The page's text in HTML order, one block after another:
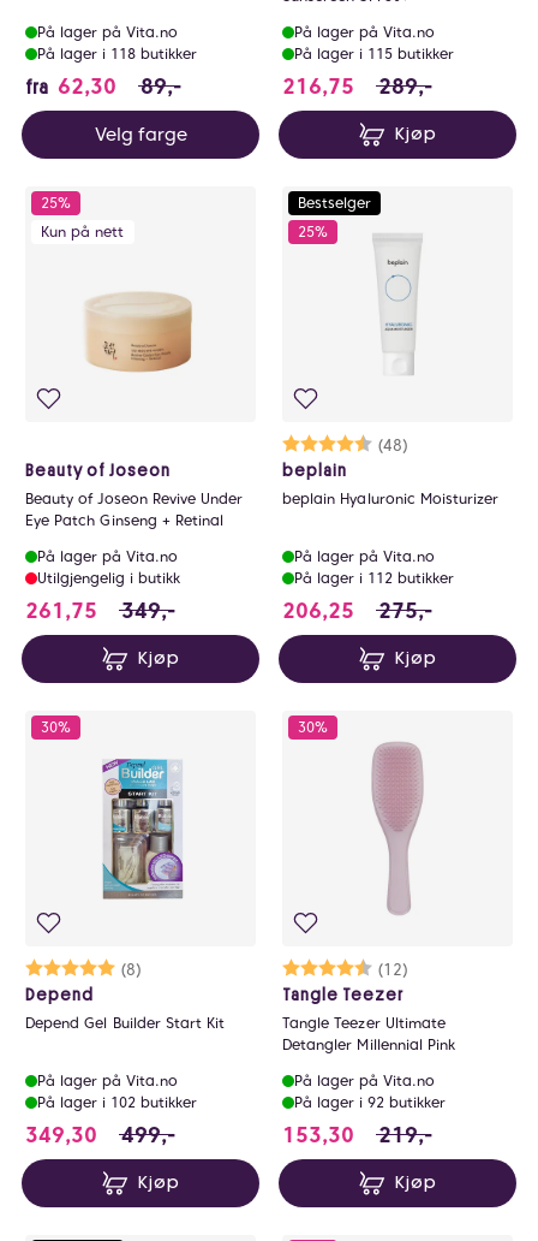
På lager på Vita.no
På lager i 118 butikker
fra 62,30 62.3 i stedet for 89 NOK, du sparer
89,-
Velg farge
På lager på Vita.no
På lager i 115 butikker
216,75 216.75 i stedet
289,-
Kjøp
25%
Kun på nett
Beauty of Joseon
Beauty of Joseon Revive Under
Eye Patch Ginseng + Retinal
På lager på Vita.no
Utilgjengelig i butikk
261,75 261.75 i stedet for 349 NOK, du sparer 87.25
349,-
Kjøp
Bestselger
25%
Karakter:
(48)
4.8 av 5 mulige
beplain
beplain Hyaluronic Moisturizer
På lager på Vita.no
På lager i 112 butikker
206,25 206.25 i stedet
275,-
Kjøp
30%
Karakter:
(8)
5.0 av 5 mulige
Depend
Depend Gel Builder Start Kit
På lager på Vita.no
På lager i 102 butikker
349,30 349.3 i stedet for 499 NOK, du sparer 149.7
499,-
Kjøp
30%
Karakter:
(12)
4.7 av 5 mulige
Tangle Teezer
Tangle Teezer Ultimate
Detangler Millennial Pink
På lager på Vita.no
På lager i 92 butikker
153,30 153.3 i stedet for
219,-
Kjøp